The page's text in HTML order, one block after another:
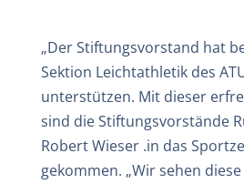
„Der Stiftungsvorstand hat
Sektion Leichtathletik des
unterstützen. Mit dieser
sind die Stiftungsvorstände
Robert Wieser .in das
gekommen. „Wir sehen